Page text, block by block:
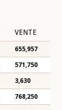
VENTE
655,957
571,750
3,630
768,250